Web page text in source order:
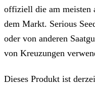
offiziell die am meisten
dem Markt. Serious
oder von anderen
von Kreuzungen
Dieses Produkt ist